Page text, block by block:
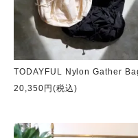
TODAYFUL Nylon Gather
20,350円(税込)